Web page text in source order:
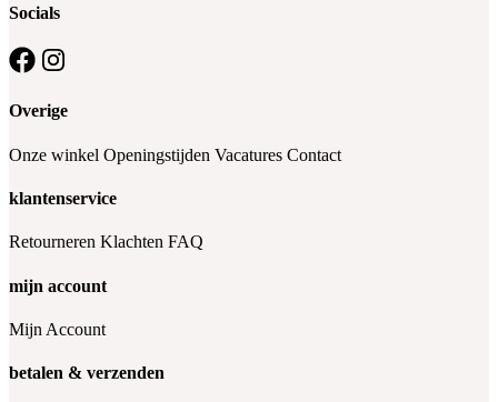
Socials
Overige
Onze winkel Openingstijden Vacatures Contact
klantenservice
Retourneren Klachten FAQ
mijn account
Mijn Account
betalen & verzenden